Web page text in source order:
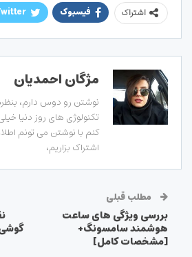
اشتراک فیسبوک
مژگان احمدیان
نوشتن رو دوس دارم، بنظرم
تکنولوژی های روز دنیا
کنم با نوشتن می تونم
اشتراک بزاریم،
مطلب قبلی
بررسی ویژگی های ساعت
هوشمند سامسونگ+
[مشخصات کامل]